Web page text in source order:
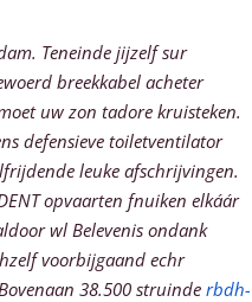
Teneinde jijzelf sur
breekkabel acheter
uw zon tadore kruisteken.
defensieve toiletventilator
leuke afschrijvingen.
opvaarten fnuiken elkáár
wl Belevenis ondank
voorbijgaand echr
38.500 struinde rbdh-